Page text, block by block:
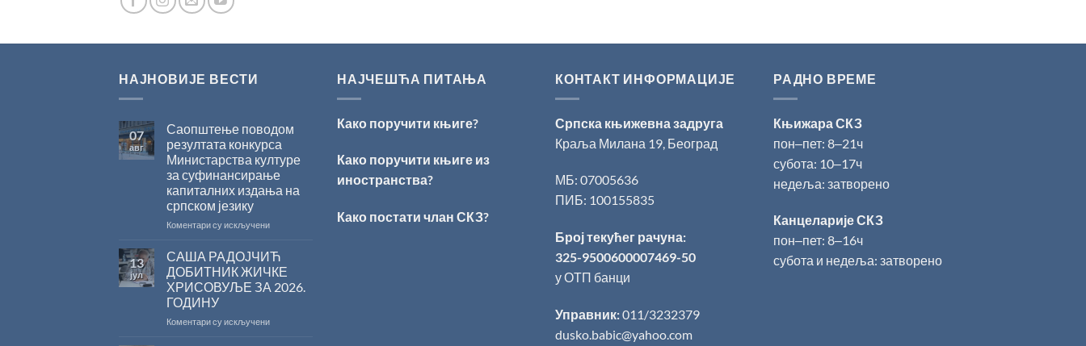
НАЈНОВИЈЕ ВЕСТИ
07
авг
Саопштење поводом
резултата конкурса
Министарства културе
за суфинансирање
капиталних издања на
српском језику
Коментари су искљученина
поводом
резултата
конкурса
Министарства
за
13
јул
САША РАДОЈЧИЋ
ДОБИТНИК ЖИЧКЕ
ХРИСОВУЉЕ ЗА 2026.
ГОДИНУ
Коментари су искљученина
НАЈЧЕШЋА ПИТАЊА
Како поручити књиге?
Како поручити књиге из
иностранства?
Како постати члан СКЗ?
КОНТАКТ ИНФОРМАЦИЈЕ
Српска књижевна задруга
Краља Милана 19, Београд
МБ: 07005636
ПИБ: 100155835
Број текућег рачуна:
325-9500600007469-50
у ОТП банци
Управник:011/3232379
dusko.babic@yahoo.com
РАДНО ВРЕМЕ
Књижара СКЗ
пон‒пет: 8‒21ч
субота: 10‒17ч
недеља: затворено
Канцеларије СКЗ
пон‒пет: 8‒16ч
субота и недеља: затворено